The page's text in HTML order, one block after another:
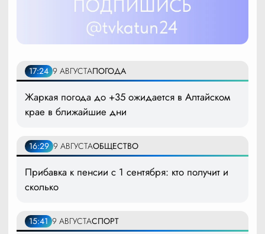
17:24 9 АВГУСТАПОГОДА
Жаркая погода до +35 ожидается в Алтайском
крае в ближайшие дни
16:29 9 АВГУСТАОБЩЕСТВО
Прибавка к пенсии с 1 сентября: кто получит и
сколько
15:41 9 АВГУСТАСПОРТ